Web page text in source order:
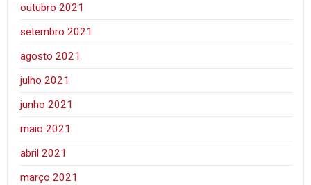
outubro 2021
setembro 2021
agosto 2021
julho 2021
junho 2021
maio 2021
abril 2021
março 2021